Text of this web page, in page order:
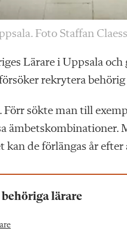
Foto Staffan
Lärare i Uppsala
rekrytera
sökte man till
kan de förlängas år efter
lärare